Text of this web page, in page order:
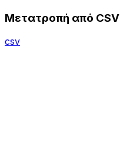
Μετατροπή από CSV
csv